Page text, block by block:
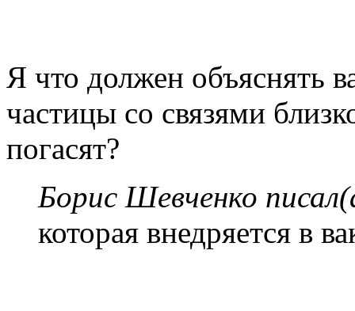
Я что должен объяснять
частицы со связями
погасят?
Борис Шевченко
которая внедряется в